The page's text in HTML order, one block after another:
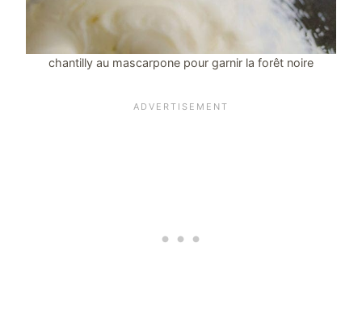
chantilly au mascarpone pour garnir la forêt noire